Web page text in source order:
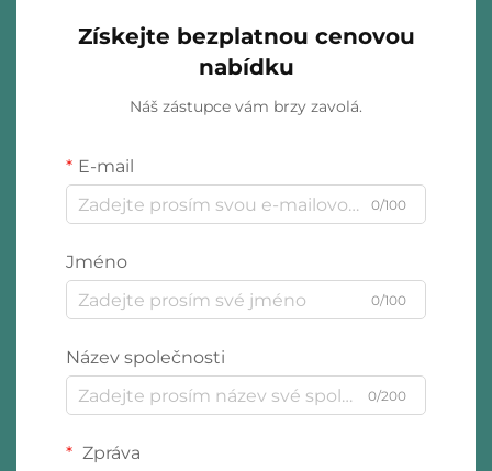
Získejte bezplatnou cenovou
nabídku
Náš zástupce vám brzy zavolá.
E-mail
0/100
Jméno
0/100
Název společnosti
0/200
Zpráva